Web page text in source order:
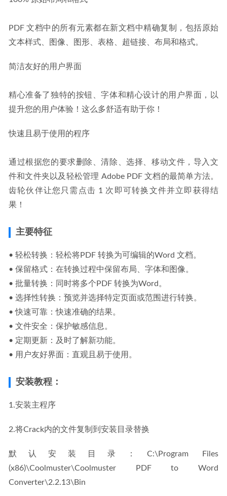
PDF 文档中的所有元素都在新文档中精确复制，包括原始
文本样式、图像、图形、表格、超链接、布局和格式。
简洁友好的用户界面
精心准备了独特的按钮、字体和精心设计的用户界面，以
提升您的用户体验！这么多舒适有助于你！
快速且易于使用的程序
通过根据您的要求删除、清除、选择、移动文件，导入文
件和文件夹以及轻松管理 Adob​​e PDF 文档的最简单方法。
齿轮伙伴让您只需点击 1 次即可转换文件并立即获得结
果！
主要特征
• 轻松转换：轻松将PDF 转换为可编辑的Word 文档。
• 保留格式：在转换过程中保留布局、字体和图像。
• 批量转换：同时将多个PDF 转换为Word。
• 选择性转换：预览并选择特定页面或范围进行转换。
• 快速可靠：快速准确的结果。
• 文件安全：保护敏感信息。
• 定期更新：及时了解新功能。
• 用户友好界面：直观且易于使用。
安装教程：
1.安装主程序
2.将Crack内的文件复制到安装目录替换
默认安装目录：C:\Program Files
(x86)\Coolmuster\Coolmuster PDF to Word
Converter\2.2.13\Bin